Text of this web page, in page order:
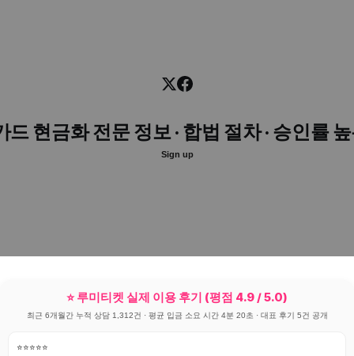
현금화 전문 정보 · 합법 절차 · 승인률
Sign up
⭐ 루미티켓 실제 이용 후기 (평점 4.9 / 5.0)
최근 6개월간 누적 상담 1,312건 · 평균 입금 소요 시간 4분 20초 · 대표 후기 5건 공개
⭐⭐⭐⭐⭐